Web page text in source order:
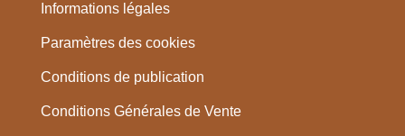
Informations légales
Paramètres des cookies
Conditions de publication
Conditions Générales de Vente